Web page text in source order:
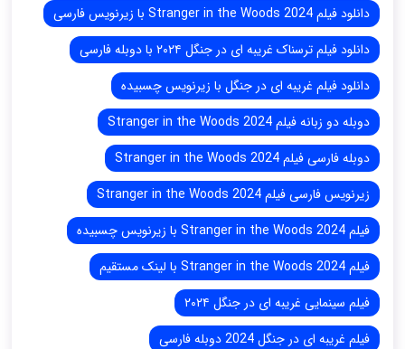
دانلود فیلم Stranger in the Woods 2024 با زیرنویس فارسی
دانلود فیلم ترسناک غریبه ای در جنگل ۲۰۲۴ با دوبله فارسی
دانلود فیلم غریبه ای در جنگل با زیرنویس چسبیده
دوبله دو زبانه فیلم Stranger in the Woods 2024
دوبله فارسی فیلم Stranger in the Woods 2024
زیرنویس فارسی فیلم Stranger in the Woods 2024
فیلم Stranger in the Woods 2024 با زیرنویس چسبیده
فیلم Stranger in the Woods 2024 با لینک مستقیم
فیلم سینمایی غریبه ای در جنگل ۲۰۲۴
فیلم غریبه ای در جنگل 2024 دوبله فارسی